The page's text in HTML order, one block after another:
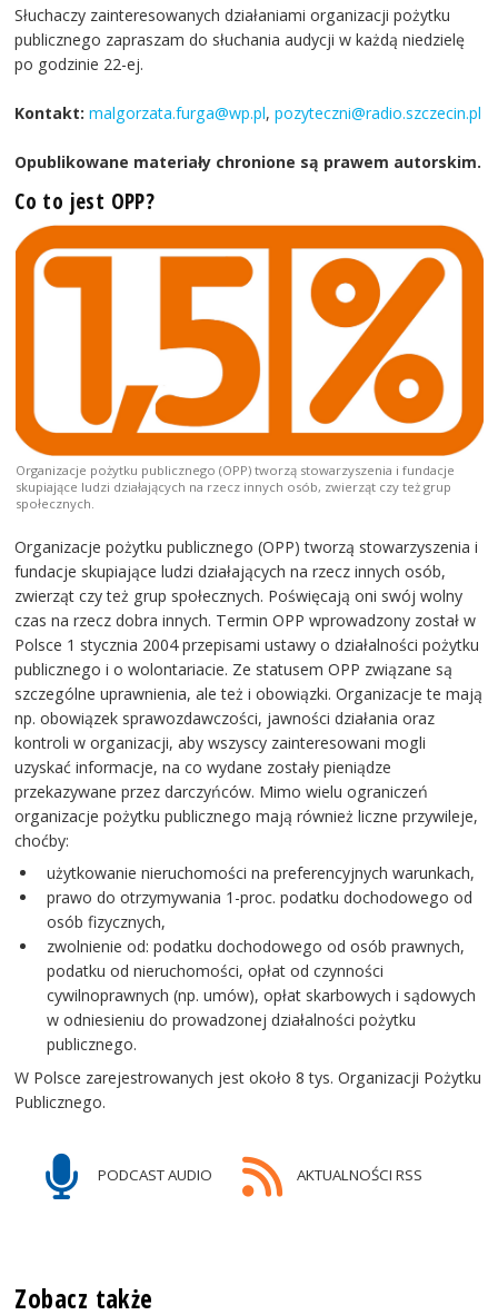
Słuchaczy zainteresowanych działaniami organizacji pożytku
publicznego zapraszam do słuchania audycji w każdą niedzielę
po godzinie 22-ej.
Kontakt: malgorzata.furga@wp.pl,pozyteczni@radio.szczecin.pl
Opublikowane materiały chronione są prawem autorskim.
Co to jest OPP?
Organizacje pożytku publicznego (OPP) tworzą stowarzyszenia i fundacje
skupiające ludzi działających na rzecz innych osób, zwierząt czy też grup
społecznych.
Organizacje pożytku publicznego (OPP) tworzą stowarzyszenia i
fundacje skupiające ludzi działających na rzecz innych osób,
zwierząt czy też grup społecznych. Poświęcają oni swój wolny
czas na rzecz dobra innych. Termin OPP wprowadzony został w
Polsce 1 stycznia 2004 przepisami ustawy o działalności pożytku
publicznego i o wolontariacie. Ze statusem OPP związane są
szczególne uprawnienia, ale też i obowiązki. Organizacje te mają
np. obowiązek sprawozdawczości, jawności działania oraz
kontroli w organizacji, aby wszyscy zainteresowani mogli
uzyskać informacje, na co wydane zostały pieniądze
przekazywane przez darczyńców. Mimo wielu ograniczeń
organizacje pożytku publicznego mają również liczne przywileje,
choćby:
użytkowanie nieruchomości na preferencyjnych warunkach,
prawo do otrzymywania 1-proc. podatku dochodowego od
osób fizycznych,
zwolnienie od: podatku dochodowego od osób prawnych,
podatku od nieruchomości, opłat od czynności
cywilnoprawnych (np. umów), opłat skarbowych i sądowych
w odniesieniu do prowadzonej działalności pożytku
publicznego.
W Polsce zarejestrowanych jest około 8 tys. Organizacji Pożytku
Publicznego.
PODCAST AUDIO AKTUALNOŚCI RSS
Zobacz także